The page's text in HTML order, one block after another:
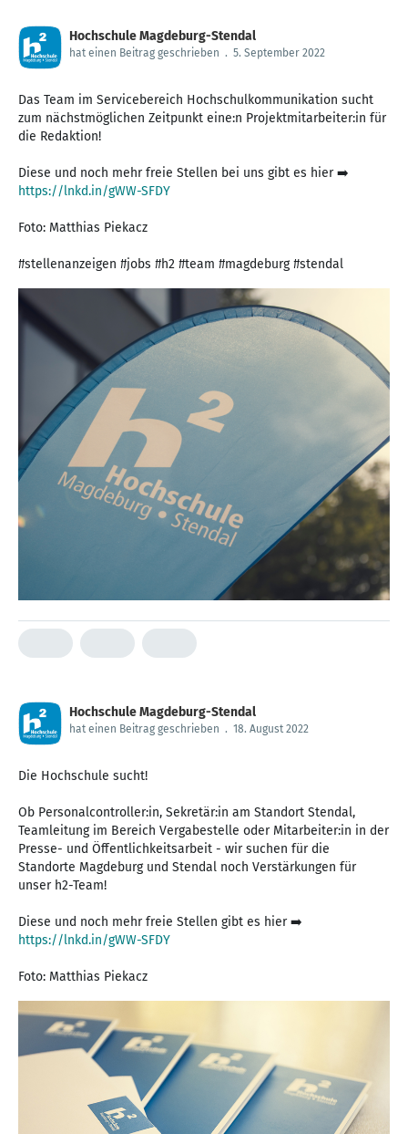
Hochschule Magdeburg-Stendal
hat einen Beitrag geschrieben . 5. September 2022
Das Team im Servicebereich Hochschulkommunikation sucht
zum nächstmöglichen Zeitpunkt eine:n Projektmitarbeiter:in für
die Redaktion!
Diese und noch mehr freie Stellen bei uns gibt es hier ➡️
https://lnkd.in/gWW-SFDY
Foto: Matthias Piekacz
#stellenanzeigen #jobs #h2 #team #magdeburg #stendal
Hochschule Magdeburg-Stendal
hat einen Beitrag geschrieben . 18. August 2022
Die Hochschule sucht!
Ob Personalcontroller:in, Sekretär:in am Standort Stendal,
Teamleitung im Bereich Vergabestelle oder Mitarbeiter:in in der
Presse- und Öffentlichkeitsarbeit - wir suchen für die
Standorte Magdeburg und Stendal noch Verstärkungen für
unser h2-Team!
Diese und noch mehr freie Stellen gibt es hier ➡️
https://lnkd.in/gWW-SFDY
Foto: Matthias Piekacz